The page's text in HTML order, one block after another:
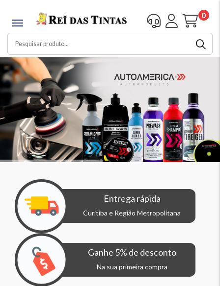
0
Entrega rápida
Curitiba e Região Metropolitana
Ganhe 5% de desconto
Na sua primeira compra